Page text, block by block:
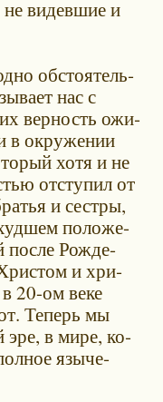
ви­дев­шие и
об­сто­я­тель­
нас с
вер­ность ожи­
в окру­же­нии
хо­тя и не
от­сту­пил от
и сест­ры,
по­ло­же­
по­сле Рож­де­
и хри­
20-ом ве­ке
Те­перь мы
эре, в ми­ре, ко­
язы­че­